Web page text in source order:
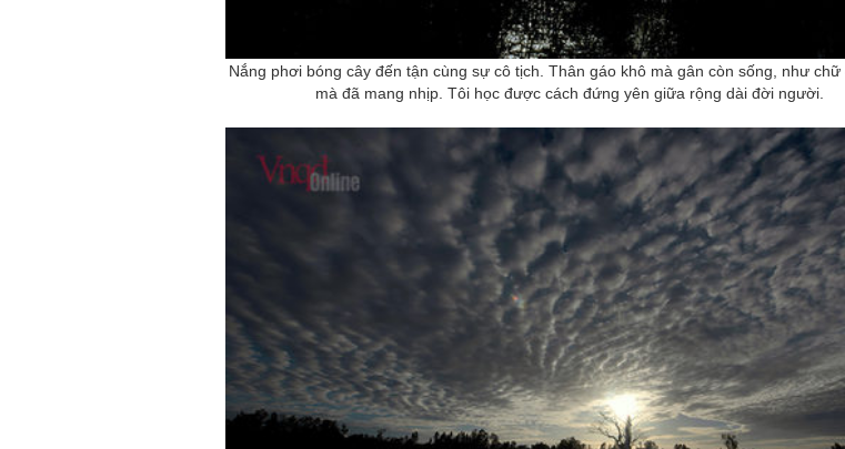
Nắng phơi bóng cây đến tận cùng sự cô tịch. Thân gáo khô mà gân còn sống, như
mà đã mang nhịp. Tôi học được cách đứng yên giữa rộng dài đời người.